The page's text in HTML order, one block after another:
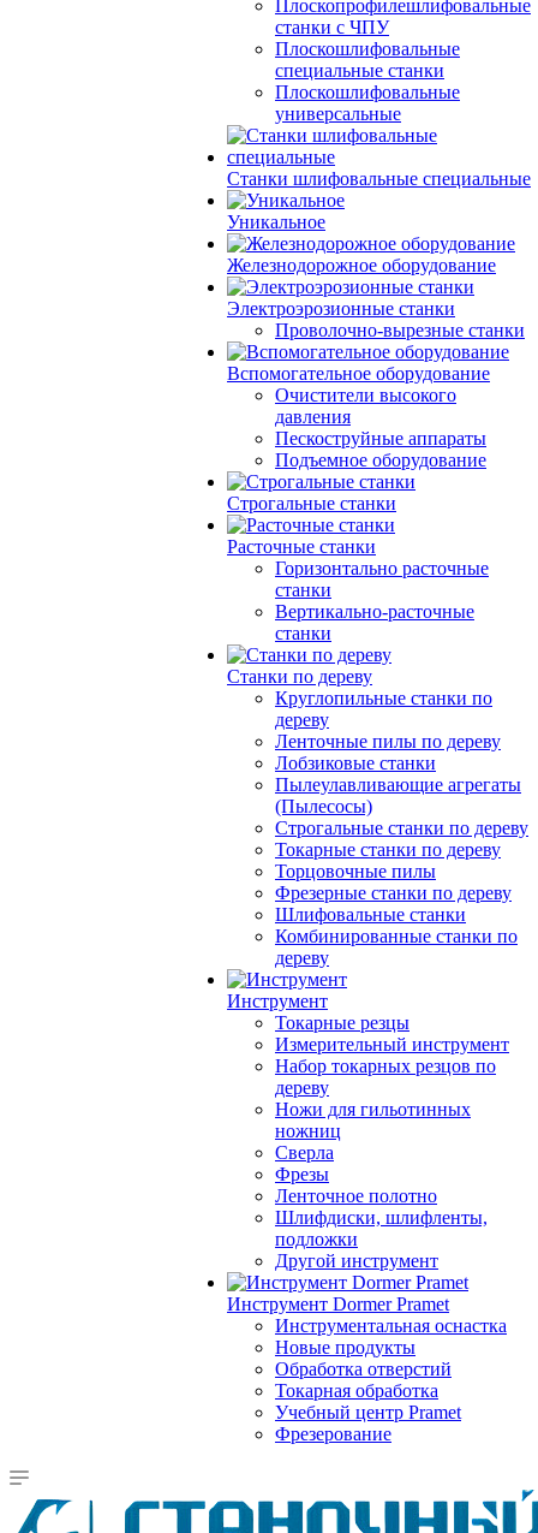
Плоскопрофилешлифовальные
станки с ЧПУ
Плоскошлифовальные
специальные станки
Плоскошлифовальные
универсальные
Станки шлифовальные специальные
Уникальное
Железнодорожное оборудование
Электроэрозионные станки
Проволочно-вырезные станки
Вспомогательное оборудование
Очистители высокого
давления
Пескоструйные аппараты
Подъемное оборудование
Строгальные станки
Расточные станки
Горизонтально расточные
станки
Вертикально-расточные
станки
Станки по дереву
Круглопильные станки по
дереву
Ленточные пилы по дереву
Лобзиковые станки
Пылеулавливающие агрегаты
(Пылесосы)
Строгальные станки по дереву
Токарные станки по дереву
Торцовочные пилы
Фрезерные станки по дереву
Шлифовальные станки
Комбинированные станки по
дереву
Инструмент
Токарные резцы
Измерительный инструмент
Набор токарных резцов по
дереву
Ножи для гильотинных
ножниц
Сверла
Фрезы
Ленточное полотно
Шлифдиски, шлифленты,
подложки
Другой инструмент
Инструмент Dormer Pramet
Инструментальная оснастка
Новые продукты
Обработка отверстий
Токарная обработка
Учебный центр Pramet
Фрезерование